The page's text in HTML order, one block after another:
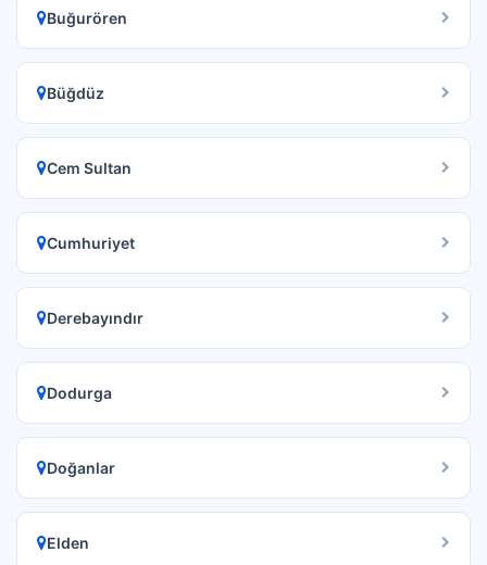
Buğurören
Büğdüz
Cem Sultan
Cumhuriyet
Derebayındır
Dodurga
Doğanlar
Elden